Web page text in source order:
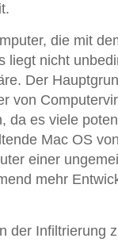
die mit
liegt nicht
Der
von
da es viele
Mac OS
einer
mehr
der Infiltrierung